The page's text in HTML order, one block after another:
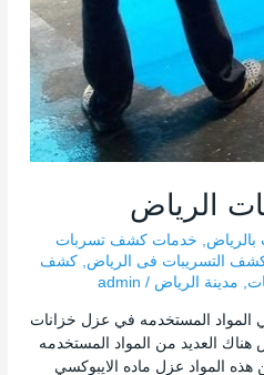
الرياض
, خدمات كشف تسربات
التسريبات فى الرياض,كشف
, مدينة الرياض /
admin
المستخدمه في عزل خزانات
هناك العديد من المواد المستخدمه
المواد عزل ماده الايبوكسي